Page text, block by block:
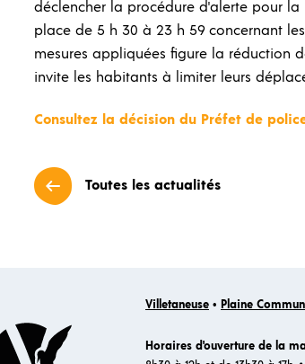
déclencher la procédure d'alerte pour la
place de 5 h 30 à 23 h 59 concernant
mesures appliquées figure la réduction
invite les habitants à limiter leurs
Consultez la décision du Préfet de
Toutes les actualités
Villetaneuse • Plaine
Horaires d'ouverture de la